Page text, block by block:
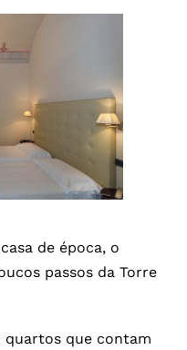
de época, o
passos da Torre
quartos que contam